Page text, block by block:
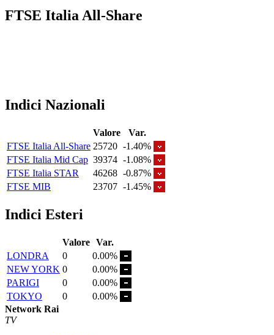
FTSE Italia All-Share
Indici Nazionali
Valore
Var.
FTSE Italia All-Share 25720 -1.40%
FTSE Italia Mid Cap 39374 -1.08%
FTSE Italia STAR
46268 -0.87%
FTSE MIB
23707 -1.45%
Indici Esteri
Valore Var.
LONDRA
0
0.00%
NEW YORK 0
0.00%
PARIGI
0
0.00%
TOKYO
0
0.00%
Network Rai
TV